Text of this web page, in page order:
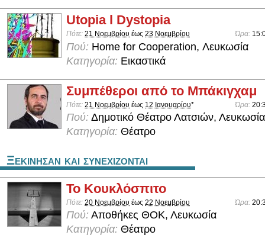
Utopia l Dystopia
Πότε: 21 Νοεμβρίου έως 23 Νοεμβρίου Ώρα:
Πού: Home for Cooperation, Λευκωσία
Κατηγορία: Εικαστικά
Συμπέθεροι από το Μπάκιγχαμ
Πότε: 21 Νοεμβρίου έως 12 Ιανουαρίου* Ώρα:
Πού: Δημοτικό Θέατρο Λατσιών, Λευκωσία
Κατηγορία: Θέατρο
Ξεκινησαν και συνεχιζονται
To Κουκλόσπιτο
Πότε: 20 Νοεμβρίου έως 22 Νοεμβρίου Ώρα:
Πού: Αποθήκες ΘΟΚ, Λευκωσία
Κατηγορία: Θέατρο